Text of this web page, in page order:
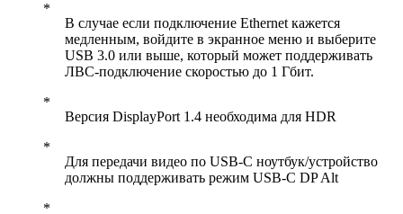
В случае если подключение Ethernet кажется
медленным, войдите в экранное меню и выберите
USB 3.0 или выше, который может поддерживать
ЛВС-подключение скоростью до 1 Гбит.
Версия DisplayPort 1.4 необходима для HDR
Для передачи видео по USB-C ноутбук/устройство
должны поддерживать режим USB-C DP Alt